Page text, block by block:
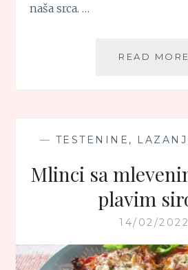
naša srca. …
READ MORE
— TESTENINE,
Mlinci sa
plavim
14/02/2022